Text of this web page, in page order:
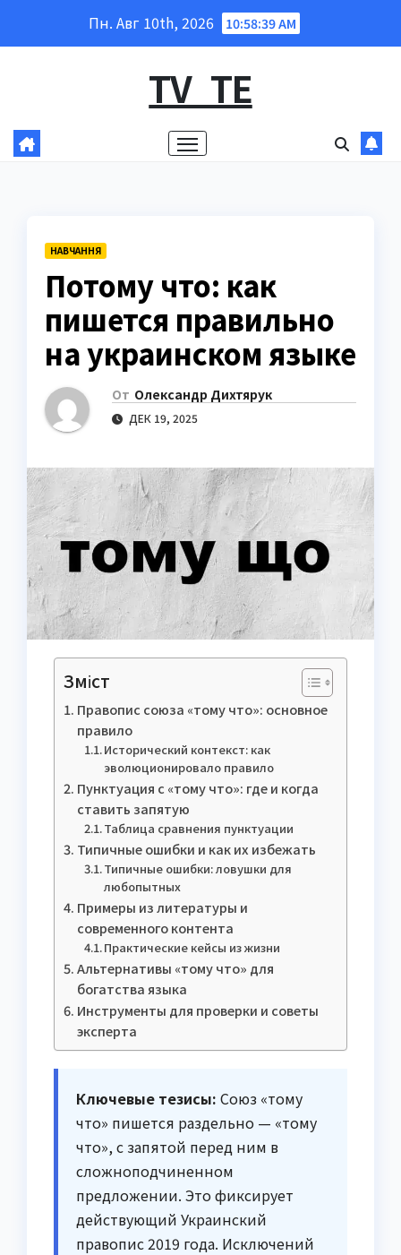
Пн. Авг 10th, 2026 10:58:40 AM
TV_TE
НАВЧАННЯ
Потому что: как
пишется правильно
на украинском языке
От Олександр Дихтярук
ДЕК 19, 2025
Зміст
Правопис союза «тому что»: основное
правило
Исторический контекст: как
эволюционировало правило
Пунктуация с «тому что»: где и когда
ставить запятую
Таблица сравнения пунктуации
Типичные ошибки и как их избежать
Типичные ошибки: ловушки для
любопытных
Примеры из литературы и
современного контента
Практические кейсы из жизни
Альтернативы «тому что» для
богатства языка
Инструменты для проверки и советы
эксперта
Ключевые тезисы: Союз «тому
что» пишется раздельно — «тому
что», с запятой перед ним в
сложноподчиненном
предложении. Это фиксирует
действующий Украинский
правопис 2019 года. Исключений